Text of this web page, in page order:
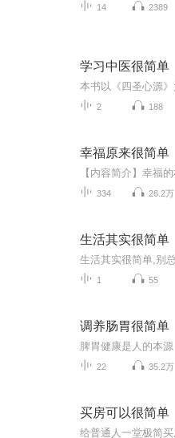
14 2389
学习中医很简单
2 188
幸福原来很简单
334 26.2万
生活其实很简单
1 55
调养肠胃很简单
22 35.2万
买房可以很简单